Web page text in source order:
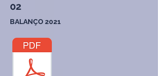
02
BALANÇO 2021